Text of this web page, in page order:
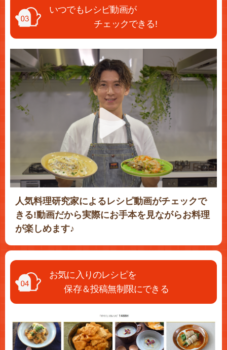
いつでもレシピ動画が
チェックできる!
人気料理研究家によるレシピ動画がチェックで
きる!動画だから実際にお手本を見ながらお料理
が楽しめます♪
お気に入りのレシピを
保存＆投稿無制限にできる